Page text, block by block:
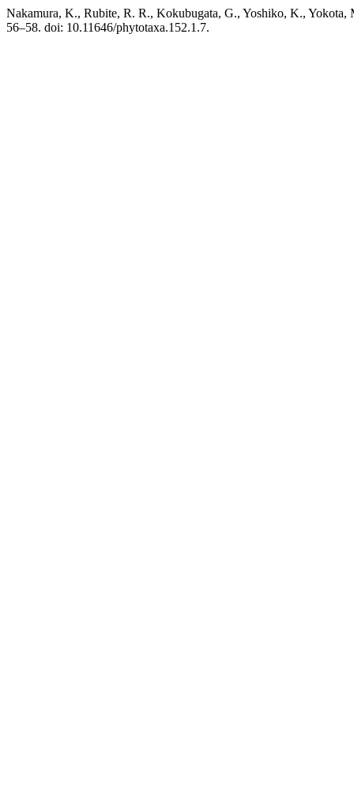
Nakamura, K., Rubite, R. R., Kokubugata, G., Yoshiko, K., Yokota,
56–58. doi: 10.11646/phytotaxa.152.1.7.